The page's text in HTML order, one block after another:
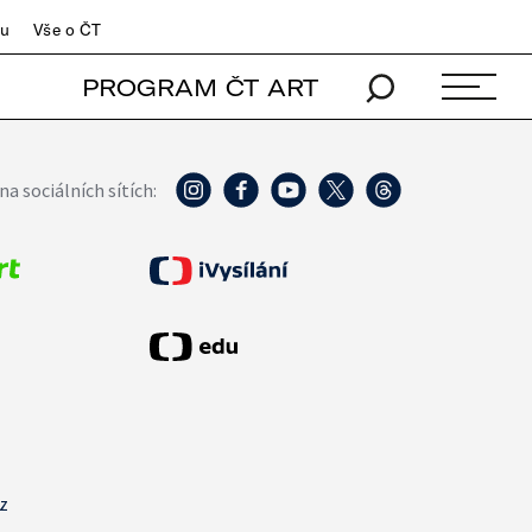
Vše o ČT
PROGRAM ČT ART
sociálních sítích: